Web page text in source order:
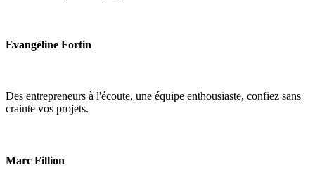
Evangéline Fortin
Des entrepreneurs à l'écoute, une équipe enthousiaste, confiez sans
crainte vos projets.
Marc Fillion